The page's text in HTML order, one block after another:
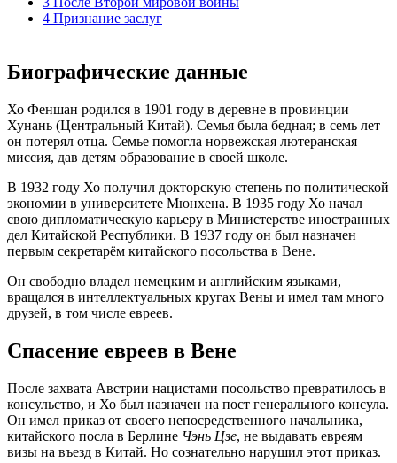
4 Признание заслуг
Биографические данные
Хо Феншан родился в 1901 году в деревне в провинции
Хунань (Центральный Китай). Семья была бедная; в семь лет
он потерял отца. Семье помогла норвежская лютеранская
миссия, дав детям образование в своей школе.
В 1932 году Хо получил докторскую степень по политической
экономии в университете Мюнхена. В 1935 году Хо начал
свою дипломатическую карьеру в Министерстве иностранных
дел Китайской Республики. В 1937 году он был назначен
первым секретарём китайского посольства в Вене.
Он свободно владел немецким и английским языками,
вращался в интеллектуальных кругах Вены и имел там много
друзей, в том числе евреев.
Спасение евреев в Вене
После захвата Австрии нацистами посольство превратилось в
консульство, и Хо был назначен на пост генерального консула.
Он имел приказ от своего непосредственного начальника,
китайского посла в Берлине Чэнь Цзе, не выдавать евреям
визы на въезд в Китай. Но сознательно нарушил этот приказ.